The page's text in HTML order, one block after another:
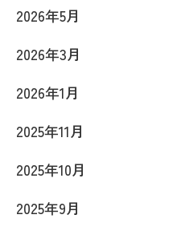
2026年5月
2026年3月
2026年1月
2025年11月
2025年10月
2025年9月